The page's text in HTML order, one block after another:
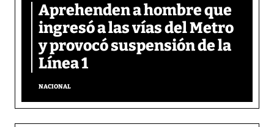
Aprehenden a hombre que
ingresó a las vías del Metro
y provocó suspensión de la
Línea 1
NACIONAL